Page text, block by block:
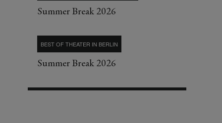
Summer Break 2026
BEST OF THEATER IN BERLIN
Summer Break 2026